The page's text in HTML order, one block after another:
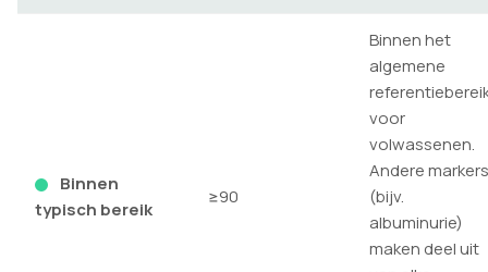
Binnen
typisch bereik
≥90
Binnen het
algemene
voor
volwassenen.
Andere markers
(bijv.
albuminurie)
maken deel uit